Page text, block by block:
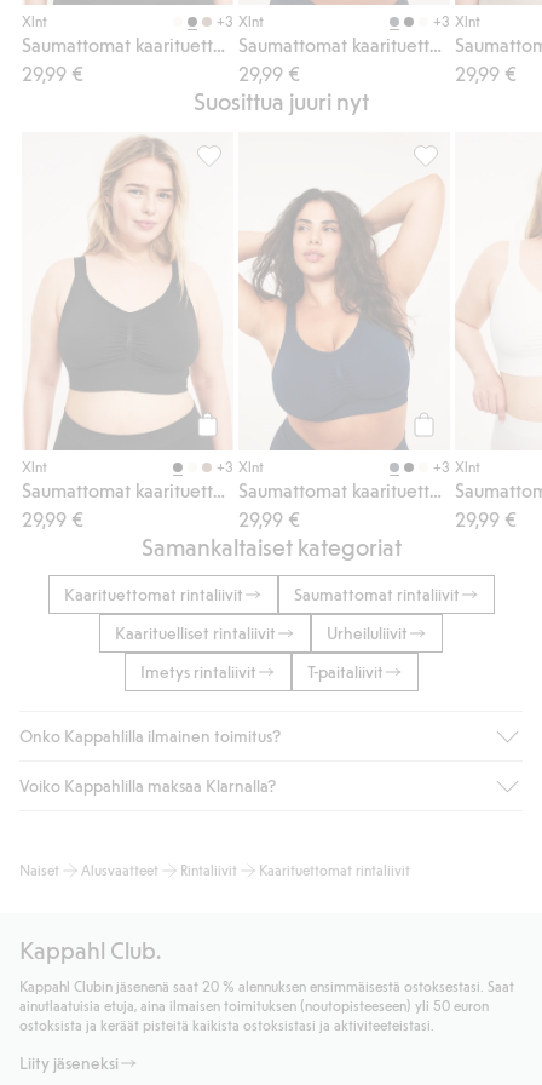
Xlnt +3
29,99 €
Xlnt +3
29,99 €
Xlnt
29,99 €
Suosittua juuri nyt
Osta
Xlnt +3
29,99 €
Saumattomat kaarituettomat rintaliivit,
Osta
Xlnt +3
29,99 €
Saumattomat
Xlnt
29,99 €
Samankaltaiset kategoriat
Kaarituettomat rintaliivit
Saumattomat rintaliivit
Kaarituelliset rintaliivit
Urheiluliivit
Imetys rintaliivit
T-paitaliivit
Onko Kappahlilla ilmainen toimitus?
Jos olet Kappahl Clubin jäsen, saat aina ilmaisen toimituksen
kotiinkuljetusta). Toimituskulut poistuvat automaattisesti, kun
noutopisteeseen tai pakettiautomaattiin ja PostNordin
kotiinkuljetuksella 6,99 €, riippumatta ostosummasta.
Lue lisää
Voiko Kappahlilla maksaa Klarnalla?
maksutavat, kuten laskun, sekä muita maksuvaihtoehtoja.
Lisätietoja Klarnan maksuehdoista
Lue lisää
Naiset Alusvaatteet Rintaliivit Kaarituettomat rintaliivit
Kappahl Club.
Kappahl Clubin jäsenenä saat 20 % alennuksen ensimmäisestä ostoksestasi. Saat
ainutlaatuisia etuja, aina ilmaisen toimituksen (noutopisteeseen) yli 50 euron
ostoksista ja keräät pisteitä kaikista ostoksistasi ja aktiviteeteistasi.
Liity jäseneksi